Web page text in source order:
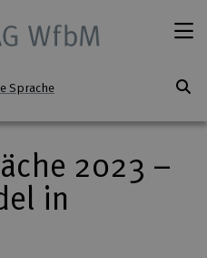
Sprache
2023 –
in